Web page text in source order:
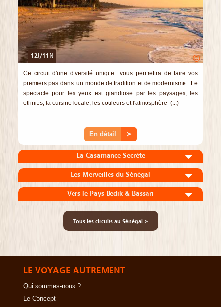
12J/11N ©
Ce circuit d'une diversité unique vous permettra de faire vos
premiers pas dans un monde de tradition et de modernisme. Le
spectacle pour les yeux est grandiose par les paysages, les
ethnies, la cuisine locale, les couleurs et l'atmosphère (...)
En détail ≻
La Casamance Secrète
Les Merveilles du Sénégal
Vers le Pays Bedik & Bassari
Tous les circuits au Sénégal »
LE VOYAGE AUTREMENT
Qui sommes-nous ?
Le Concept